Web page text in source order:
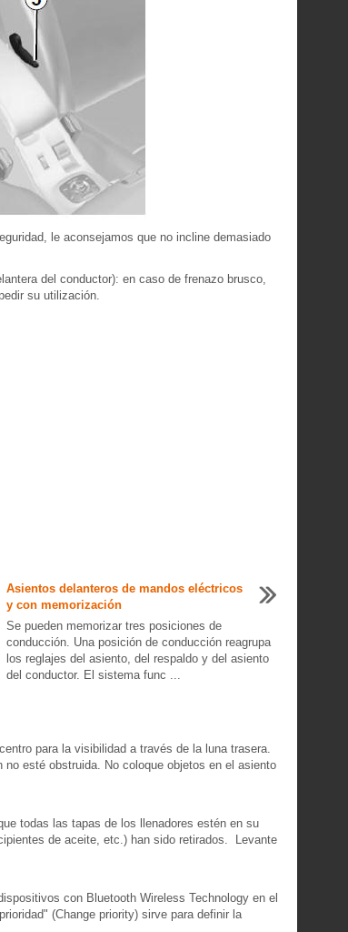
le aconsejamos que no incline demasiado
del conductor): en caso de frenazo brusco,
su utilización.
Asientos delanteros de mandos eléctricos
y con memorización
Se pueden memorizar tres posiciones de
conducción. Una posición de conducción reagrupa
los reglajes del asiento, del respaldo y del asiento
del conductor. El sistema func ...
para la visibilidad a través de la luna trasera.
esté obstruida. No coloque objetos en el asiento
todas las tapas de los llenadores estén en su
de aceite, etc.) han sido retirados. Levante
con Bluetooth Wireless Technology en el
(Change priority) sirve para definir la